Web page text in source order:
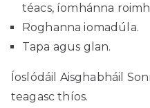
téacs, íomhánna
Roghanna iomadúla.
Tapa agus glan.
Íoslódáil Aisghabháil
teagasc thíos.